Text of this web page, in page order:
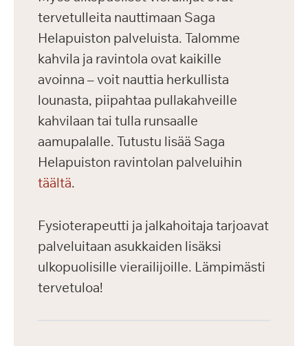
tervetulleita nauttimaan Saga
Helapuiston palveluista. Talomme
kahvila ja ravintola ovat kaikille
avoinna – voit nauttia herkullista
lounasta, piipahtaa pullakahveille
kahvilaan tai tulla runsaalle
aamupalalle. Tutustu lisää Saga
Helapuiston ravintolan palveluihin
täältä.
Fysioterapeutti ja jalkahoitaja tarjoavat
palveluitaan asukkaiden lisäksi
ulkopuolisille vierailijoille. Lämpimästi
tervetuloa!